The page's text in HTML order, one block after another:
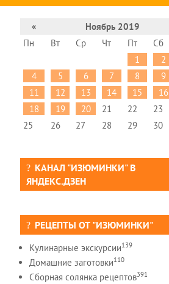
« Ноябрь 2019
Пн
Вт Ср Чт Пт Сб
1
2
4
5 6 7 8 9
11
12 13 14 15 16
18
19 20 21 22 23
25
26 27 28 29 30
КАНАЛ "ИЗЮМИНКИ" В
ЯНДЕКС.ДЗЕН
РЕЦЕПТЫ ОТ "ИЗЮМИНКИ"
Кулинарные экскурсии139
Домашние заготовки110
Сборная солянка рецептов391